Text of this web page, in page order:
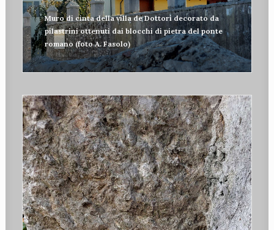
Muro di cinta della villa de Dottori decorato da
pilastrini ottenuti dai blocchi di pietra del ponte
romano (foto A. Fasolo)